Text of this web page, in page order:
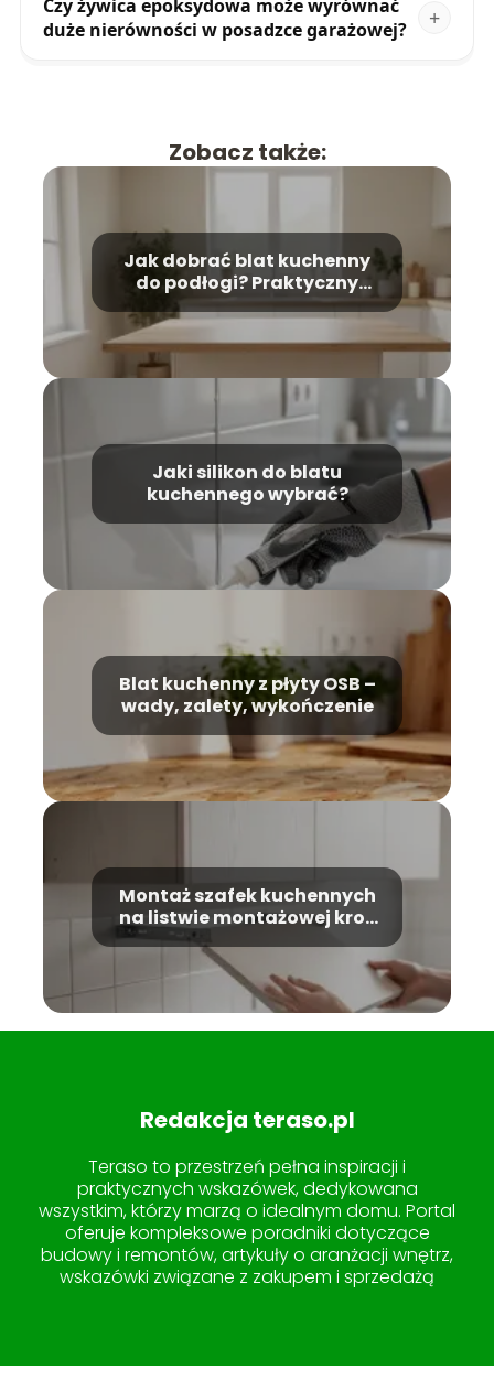
Czy żywica epoksydowa może wyrównać
duże nierówności w posadzce garażowej?
Zobacz także:
Jak dobrać blat kuchenny
do podłogi? Praktyczny
poradnik
Jaki silikon do blatu
kuchennego wybrać?
Blat kuchenny z płyty OSB –
wady, zalety, wykończenie
Montaż szafek kuchennych
na listwie montażowej krok
Redakcja teraso.pl
Teraso to przestrzeń pełna inspiracji i
praktycznych wskazówek, dedykowana
wszystkim, którzy marzą o idealnym domu. Portal
oferuje kompleksowe poradniki dotyczące
budowy i remontów, artykuły o aranżacji wnętrz,
wskazówki związane z zakupem i sprzedażą
domu jeszcze przyjemniejszym. Teraso to miejsce,